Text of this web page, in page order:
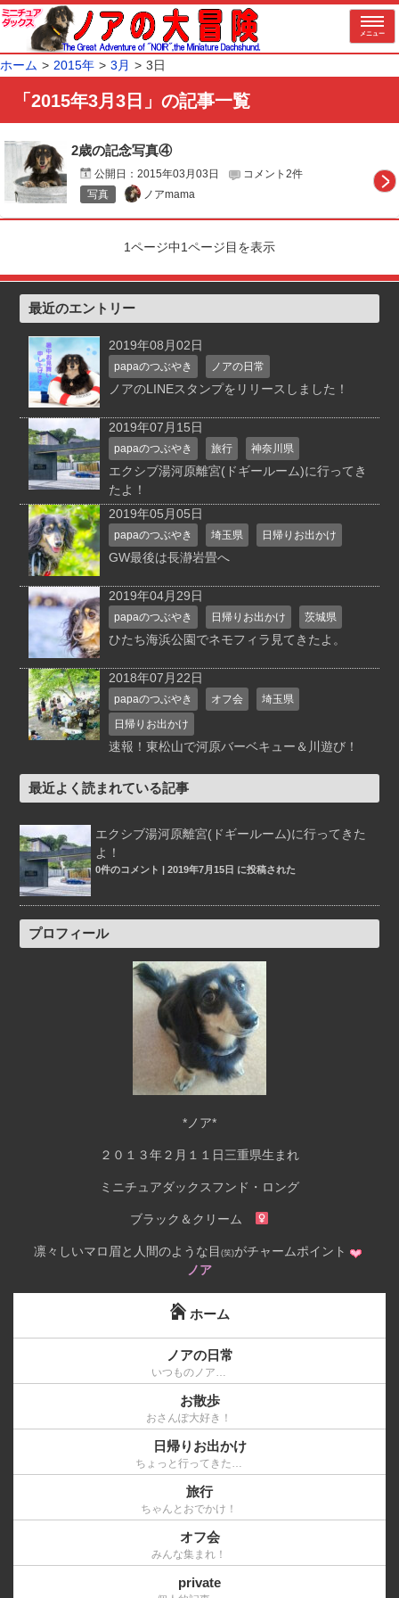
メニュー
ホーム 2015年 3月 3日
「2015年3月3日」の記事一覧
2歳の記念写真④
公開日： 2015年03月03日
コメント2件
写真
ノアmama
1ページ中1ページ目を表示
最近のエントリー
2019年08月02日
papaのつぶやき ノアの日常
ノアのLINEスタンプをリリースしました！
2019年07月15日
papaのつぶやき 旅行 神奈川県
エクシブ湯河原離宮(ドギールーム)に行ってき
たよ！
2019年05月05日
papaのつぶやき 埼玉県 日帰りお出かけ
GW最後は長瀞岩畳へ
2019年04月29日
papaのつぶやき 日帰りお出かけ 茨城県
ひたち海浜公園でネモフィラ見てきたよ。
2018年07月22日
papaのつぶやき オフ会
埼玉県
日帰りお出かけ
速報！東松山で河原バーベキュー＆川遊び！
最近よく読まれている記事
エクシブ湯河原離宮(ドギールーム)に行ってきた
よ！
0件のコメント |2019年7月15日 に投稿された
プロフィール
*ノア*
２０１３年２月１１日三重県生まれ
ミニチュアダックスフンド・ロング
ブラック＆クリーム
凛々しいマロ眉と人間のような目 (笑)がチャームポイント
ノア
ホーム
ノアの日常
いつものノア…
お散歩
おさんぽ大好き！
日帰りお出かけ
ちょっと行ってきた…
旅行
ちゃんとおでかけ！
オフ会
みんな集まれ！
private